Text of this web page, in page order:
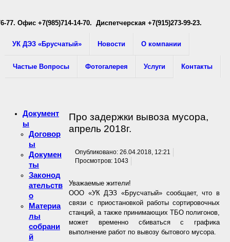
УК ДЭЗ «Брусчатый» Новости О компании
Частые Вопросы Фотогалерея Услуги Контакты
77. Офис +7(985)714-14-70. Диспетчерская +7(915)273-99-23.
Документ
ы
Договор
ы
Докумен
ты
Законод
ательств
о
Материа
лы
собрани
й
Про задержки вывоза мусора,
апрель 2018г.
Опубликовано: 26.04.2018, 12:21
Просмотров: 1043
Уважаемые жители!
ООО «УК ДЭЗ «Брусчатый» сообщает, что в
связи с приостановкой работы сортировочных
станций, а также принимающих ТБО полигонов,
может временно сбиваться с графика
выполнение работ по вывозу бытового мусора.